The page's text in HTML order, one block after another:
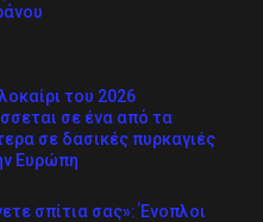
του 2026
σε ένα από τα
σε δασικές πυρκαγιές
Ευρώπη
σπίτια σας»: Ένοπλοι